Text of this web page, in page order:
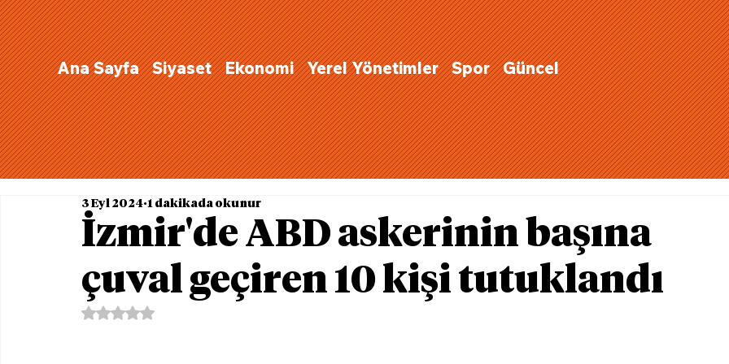
Ana Sayfa Siyaset Ekonomi Yerel Yönetimler Spor Güncel
İzmir'de ABD askerinin başına
çuval geçiren 10 kişi tutuklandı
3 Eyl 2024 1 dakikada okunur
5 üzerinden NaN yıldız